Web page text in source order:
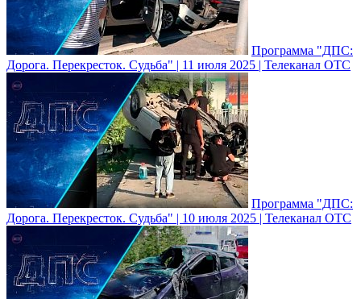
Программа "ДПС:
Дорога. Перекресток. Судьба" | 11 июля 2025 | Телеканал ОТС
Программа "ДПС:
Дорога. Перекресток. Судьба" | 10 июля 2025 | Телеканал ОТС